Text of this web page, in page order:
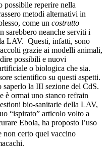
possibile reperire nella
metodi alternativi in
come un costrutto
sarebbero neanche serviti i
LAV. Questi, infatti, sono
grazie ai modelli animali,
possibili e nuovi
o biologica che sia.
scientifico su questi aspetti.
la III sezione del CdS.
è ormai uno stanco refrain
bio-sanitarie della LAV,
“ispirato” articolo volto a
Ebola, ha proposto l’uso
non certo quel vaccino